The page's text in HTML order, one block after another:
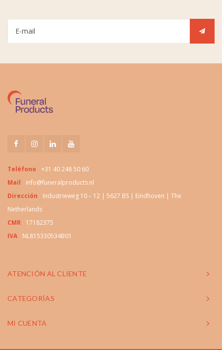
Teléfono
+31 40 248 50 60
Mail
info@funeralproducts.nl
Dirección
Industrieweg 10 – 12 | 5627 BS | Eindhoven | The
Netherlands
CMR
17182375
IVA
NL815330534B01
ATENCIÓN AL CLIENTE
CATEGORÍAS
MI CUENTA